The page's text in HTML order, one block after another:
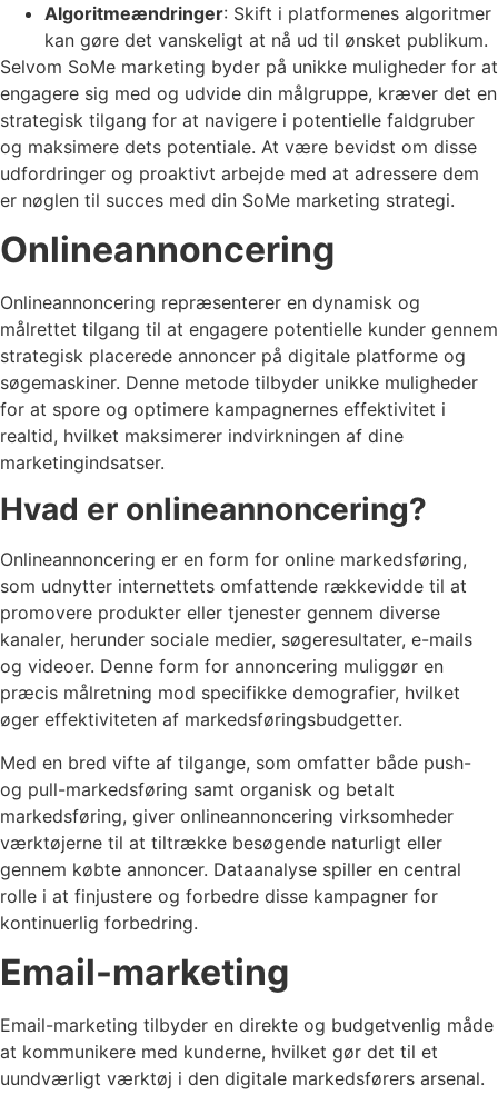
Algoritmeændringer: Skift i platformenes algoritmer
kan gøre det vanskeligt at nå ud til ønsket publikum.
Selvom SoMe marketing byder på unikke muligheder for at
engagere sig med og udvide din målgruppe, kræver det en
strategisk tilgang for at navigere i potentielle faldgruber
og maksimere dets potentiale. At være bevidst om disse
udfordringer og proaktivt arbejde med at adressere dem
er nøglen til succes med din SoMe marketing strategi.
Onlineannoncering
Onlineannoncering repræsenterer en dynamisk og
målrettet tilgang til at engagere potentielle kunder gennem
strategisk placerede annoncer på digitale platforme og
søgemaskiner. Denne metode tilbyder unikke muligheder
for at spore og optimere kampagnernes effektivitet i
realtid, hvilket maksimerer indvirkningen af dine
marketingindsatser.
Hvad er onlineannoncering?
Onlineannoncering er en form for online markedsføring,
som udnytter internettets omfattende rækkevidde til at
promovere produkter eller tjenester gennem diverse
kanaler, herunder sociale medier, søgeresultater, e-mails
og videoer. Denne form for annoncering muliggør en
præcis målretning mod specifikke demografier, hvilket
øger effektiviteten af markedsføringsbudgetter.
Med en bred vifte af tilgange, som omfatter både push-
og pull-markedsføring samt organisk og betalt
markedsføring, giver onlineannoncering virksomheder
værktøjerne til at tiltrække besøgende naturligt eller
gennem købte annoncer. Dataanalyse spiller en central
rolle i at finjustere og forbedre disse kampagner for
kontinuerlig forbedring.
Email-marketing
Email-marketing tilbyder en direkte og budgetvenlig måde
at kommunikere med kunderne, hvilket gør det til et
uundværligt værktøj i den digitale markedsførers arsenal.